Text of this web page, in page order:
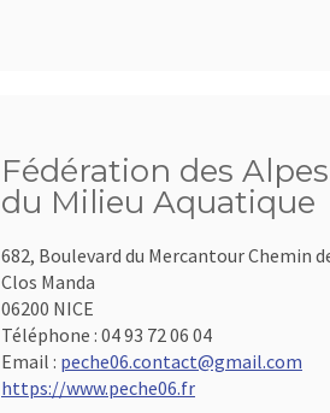
Fédération des
du Milieu Aquatique
682, Boulevard du Mercantour Chemin
Clos Manda
06200 NICE
Téléphone : 04 93 72 06 04
Email : peche06.contact@gmail.com
https://www.peche06.fr